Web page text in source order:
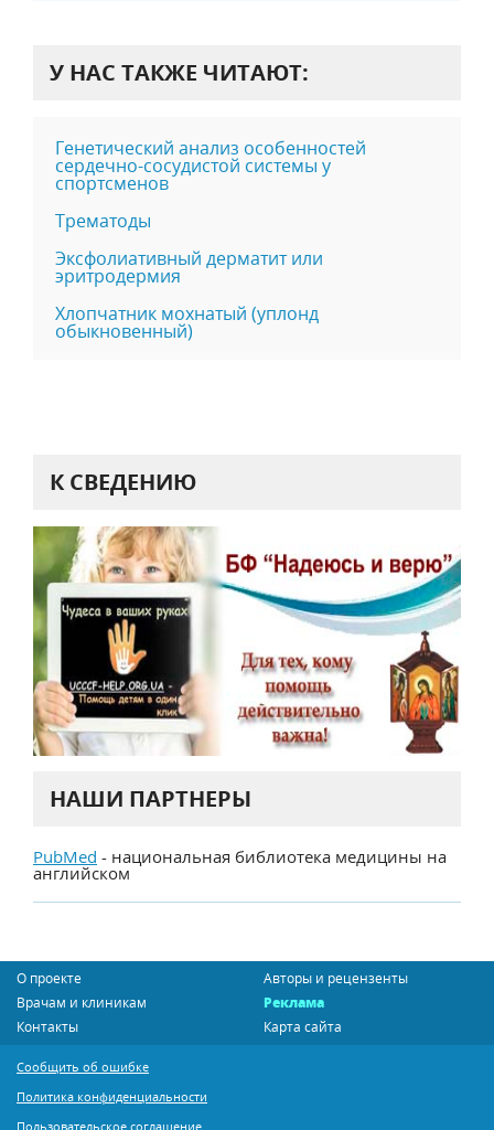
У НАС ТАКЖЕ ЧИТАЮТ:
Генетический анализ особенностей
сердечно-сосудистой системы у
спортсменов
Трематоды
Эксфолиативный дерматит или
эритродермия
Хлопчатник мохнатый (уплонд
обыкновенный)
К СВЕДЕНИЮ
НАШИ ПАРТНЕРЫ
PubMed - национальная библиотека медицины на
английском
О проекте
Авторы и рецензенты
Врачам и клиникам
Реклама
Контакты
Карта сайта
Сообщить об ошибке
Политика конфиденциальности
Пользовательское соглашение